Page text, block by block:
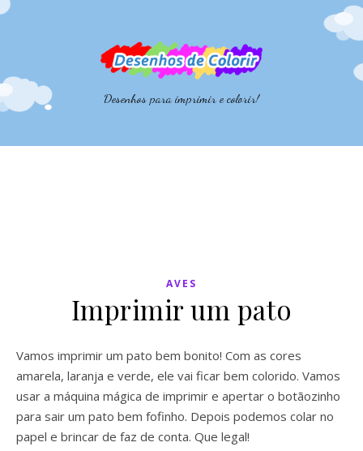
Desenhos para imprimir e colorir!
AVES
Imprimir um pato
Vamos imprimir um pato bem bonito! Com as cores
amarela, laranja e verde, ele vai ficar bem colorido. Vamos
usar a máquina mágica de imprimir e apertar o botãozinho
para sair um pato bem fofinho. Depois podemos colar no
papel e brincar de faz de conta. Que legal!